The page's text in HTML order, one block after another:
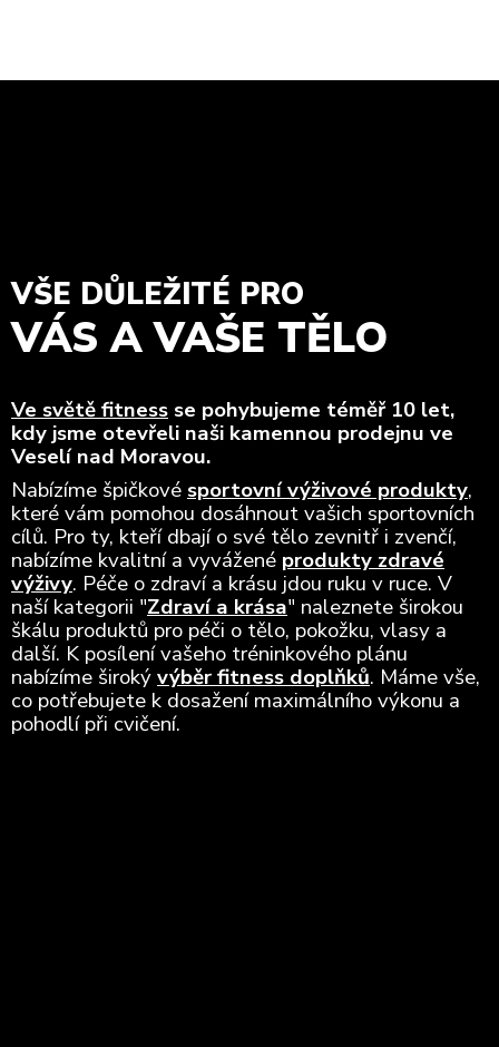
VŠE DŮLEŽITÉ PRO
VÁS A VAŠE TĚLO
Ve světě fitness se pohybujeme téměř 10 let,
kdy jsme otevřeli naši kamennou prodejnu ve
Veselí nad Moravou.
Nabízíme špičkové sportovní výživové produkty,
které vám pomohou dosáhnout vašich sportovních
cílů. Pro ty, kteří dbají o své tělo zevnitř i zvenčí,
nabízíme kvalitní a vyvážené produkty zdravé
výživy. Péče o zdraví a krásu jdou ruku v ruce. V
naší kategorii "Zdraví a krása" naleznete širokou
škálu produktů pro péči o tělo, pokožku, vlasy a
další. K posílení vašeho tréninkového plánu
nabízíme širokývýběr fitness doplňků. Máme vše,
co potřebujete k dosažení maximálního výkonu a
pohodlí při cvičení.